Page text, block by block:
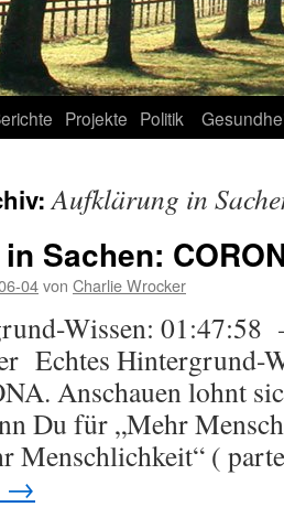
Projekte Politik
Aufklärung in
Sachen:
04von Charlie Wrocker
Wissen:
Echtes Hintergrund-
Anschauen lohnt
Du für „Mehr
Menschlichkeit“ (
→